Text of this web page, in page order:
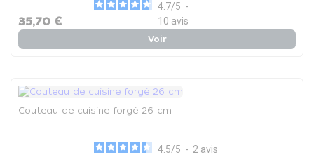
4.7/5 -
10 avis
35,70 €
Voir
Couteau de cuisine forgé 26 cm
4.5/5 - 2 avis